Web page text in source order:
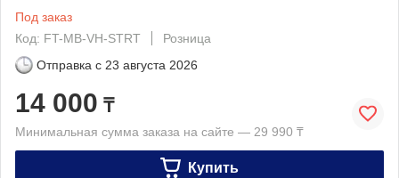
Под заказ
Код: FT-MB-VH-STRT
Розница
Отправка с 23 августа 2026
14 000 ₸
Минимальная сумма заказа на сайте — 29 990 ₸
Купить